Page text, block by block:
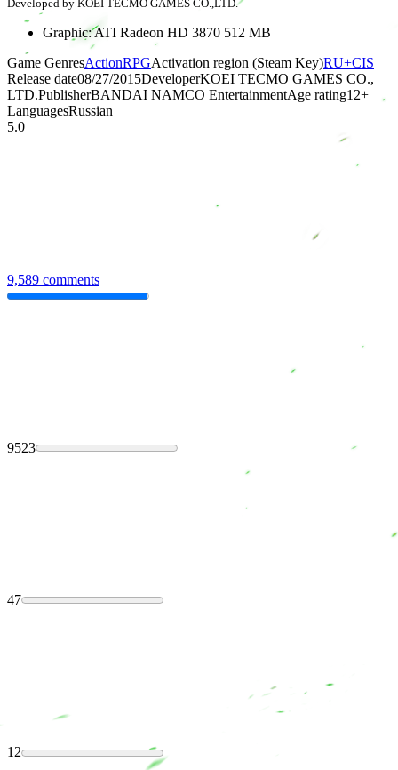
Developed by KOEI TECMO GAMES CO.,LTD.
Graphic: ATI Radeon HD 3870 512 MB
Game GenresActionRPGActivation region (Steam Key)RU+CIS
Release date08/27/2015DeveloperKOEI TECMO GAMES CO.,
LTD.PublisherBANDAI NAMCO EntertainmentAge rating12+
LanguagesRussian
5.0
9,589 comments
9523
47
12